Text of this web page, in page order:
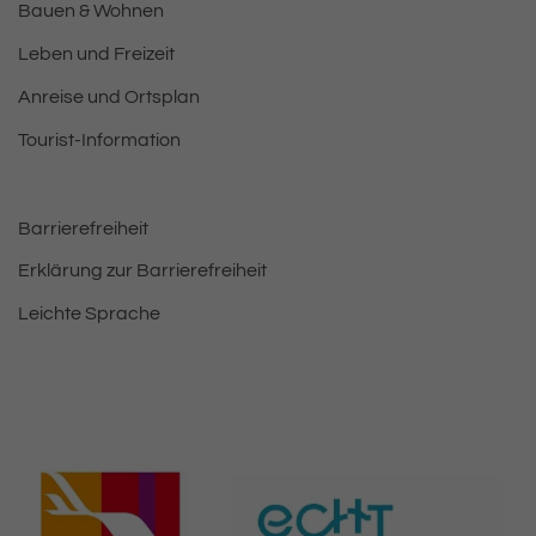
Bauen & Wohnen
Leben und Freizeit
Anreise und Ortsplan
Tourist-Information
Barrierefreiheit
Erklärung zur Barrierefreiheit
Leichte Sprache